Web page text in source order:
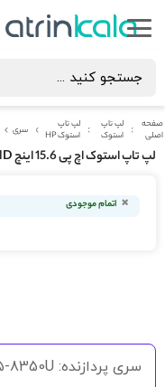
صفحه
اصلی
لپ تاپ
استوک
لپ تاپ
استوک HP
سری
لپ تاپ استوک اچ پی 15.6 اینچ ELITEBOOK 850 G5 CORE I5-8350U HD
اتمام موجودی
سری پردازنده: Core i5-8350U